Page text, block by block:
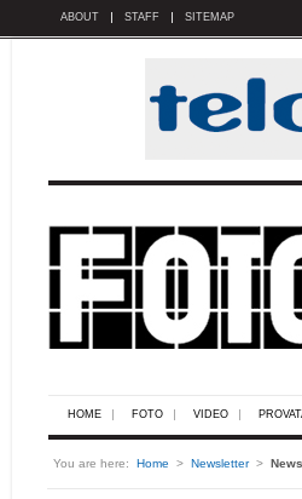
ABOUT STAFF SITEMAP
HOME FOTO VIDEO
You are here: Home > Newsletter >